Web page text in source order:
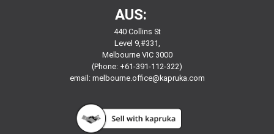
AUS:
440 Collins St
Level 9,#331,
Melbourne VIC 3000
(Phone: +61-391-112-322)
email: melbourne.office@kapruka.com